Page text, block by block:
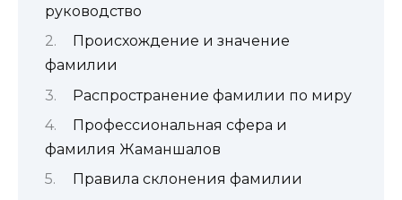
руководство
Происхождение и значение
фамилии
Распространение фамилии по миру
Профессиональная сфера и
фамилия Жаманшалов
Правила склонения фамилии